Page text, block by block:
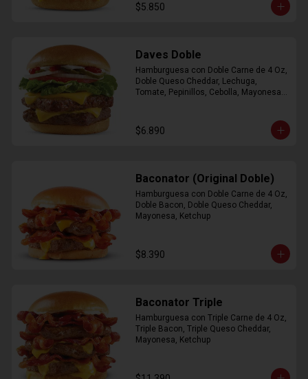
$5.850
Daves Doble
Hamburguesa con Doble Carne de 4 Oz,
Doble Queso Cheddar, Lechuga,
Tomate, Pepinillos, Cebolla, Mayonesa,
$6.890
Baconator (Original Doble)
Hamburguesa con Doble Carne de 4 Oz,
Doble Bacon, Doble Queso Cheddar,
Mayonesa, Ketchup
$8.390
Baconator Triple
Hamburguesa con Triple Carne de 4 Oz,
Triple Bacon, Triple Queso Cheddar,
Mayonesa, Ketchup